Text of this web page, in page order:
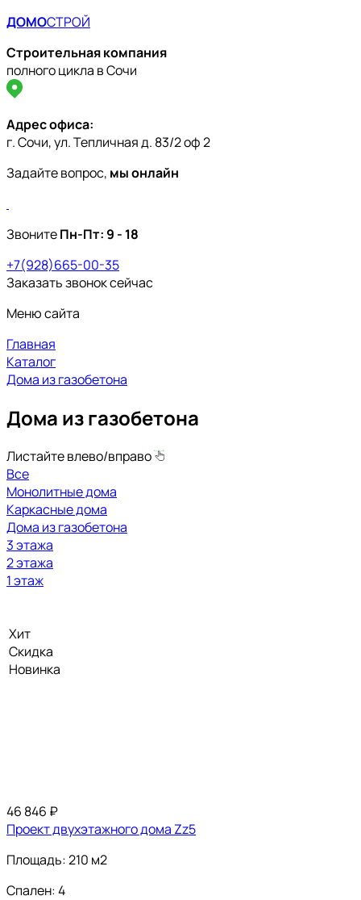
ДОМОСТРОЙ
Строительная компания
полного цикла в Сочи
Адрес офиса:
г. Сочи, ул. Тепличная д. 83/2 оф 2
Задайте вопрос, мы онлайн
ЗвонитеПн-Пт:9 - 18
+7(928)665-00-35
Заказать звонок сейчас
Меню сайта
Проектирование
Благоустройство территории
Портфолио
Акции
Сертификаты
Информация
Кредит и рассрочка
Контакты
Главная
Каталог
Дома из газобетона
Дома из газобетона
Листайте влево/вправо
Все
Монолитные дома
Каркасные дома
Дома из газобетона
3 этажа
2 этажа
1 этаж
Хит
Скидка
Новинка
46 846 ₽
Проект двухэтажного дома Zz5
Площадь: 210 м2
Спален: 4